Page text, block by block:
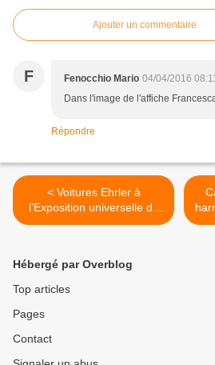
Ajouter un commentaire
F Fenocchio Mario 04/04/2016
Dans l'image de l'affiche
Répondre
< Voitures Ehrler à
l’Exposition universelle de
1867
Hébergé par Overblog
Top articles
Pages
Contact